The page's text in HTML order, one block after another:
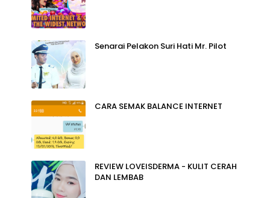
Senarai Pelakon Suri Hati Mr. Pilot
CARA SEMAK BALANCE INTERNET
REVIEW LOVEISDERMA - KULIT CERAH
DAN LEMBAB